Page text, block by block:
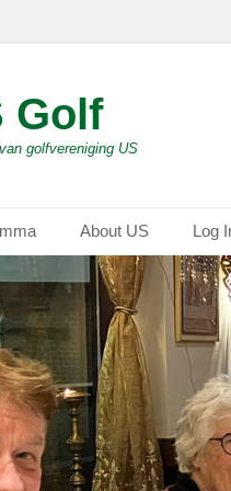
Golf
golfvereniging US
About US Log